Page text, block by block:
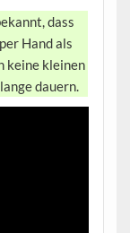
dass
Hand als
keine kleinen
dauern.